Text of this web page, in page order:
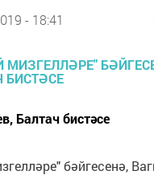
- 18:41
Балтач бистәсе
бәйгесенә,